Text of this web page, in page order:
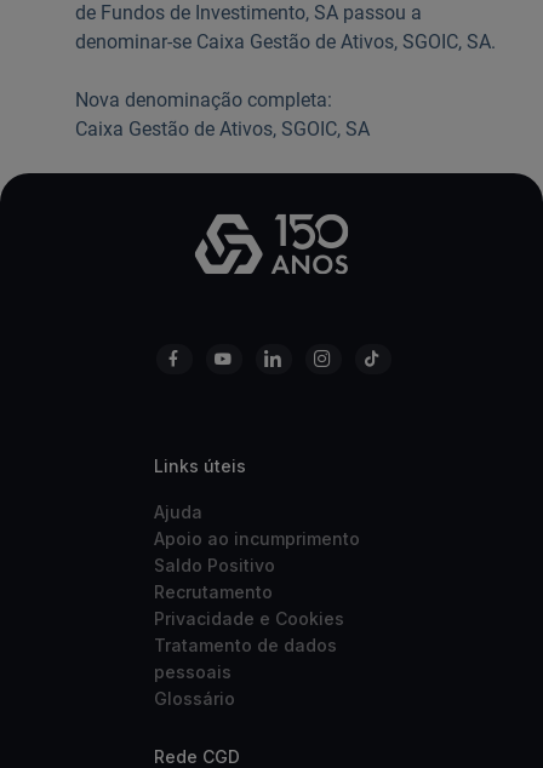
de Fundos de Investimento, SA passou a
denominar-se Caixa Gestão de Ativos, SGOIC, SA.
Nova denominação completa:
Caixa Gestão de Ativos, SGOIC, SA
Links úteis
Ajuda
Apoio ao incumprimento
Saldo Positivo
Recrutamento
Privacidade e Cookies
Tratamento de dados
pessoais
Glossário
Rede CGD